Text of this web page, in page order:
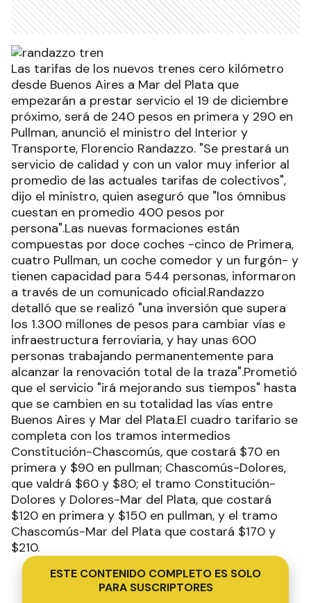
Las tarifas de los nuevos trenes cero kilómetro
desde Buenos Aires a Mar del Plata que
empezarán a prestar servicio el 19 de diciembre
próximo, será de 240 pesos en primera y 290 en
Pullman, anunció el ministro del Interior y
Transporte, Florencio Randazzo. "Se prestará un
servicio de calidad y con un valor muy inferior al
promedio de las actuales tarifas de colectivos",
dijo el ministro, quien aseguró que "los ómnibus
cuestan en promedio 400 pesos por
persona".Las nuevas formaciones están
compuestas por doce coches -cinco de Primera,
cuatro Pullman, un coche comedor y un furgón- y
tienen capacidad para 544 personas, informaron
a través de un comunicado oficial.Randazzo
detalló que se realizó "una inversión que supera
los 1.300 millones de pesos para cambiar vías e
infraestructura ferroviaria, y hay unas 600
personas trabajando permanentemente para
alcanzar la renovación total de la traza".Prometió
que el servicio "irá mejorando sus tiempos" hasta
que se cambien en su totalidad las vías entre
Buenos Aires y Mar del Plata.El cuadro tarifario se
completa con los tramos intermedios
Constitución-Chascomús, que costará $70 en
primera y $90 en pullman; Chascomús-Dolores,
que valdrá $60 y $80; el tramo Constitución-
Dolores y Dolores-Mar del Plata, que costará
$120 en primera y $150 en pullman, y el tramo
Chascomús-Mar del Plata que costará $170 y
$210.
ESTE CONTENIDO COMPLETO ES SOLO
PARA SUSCRIPTORES